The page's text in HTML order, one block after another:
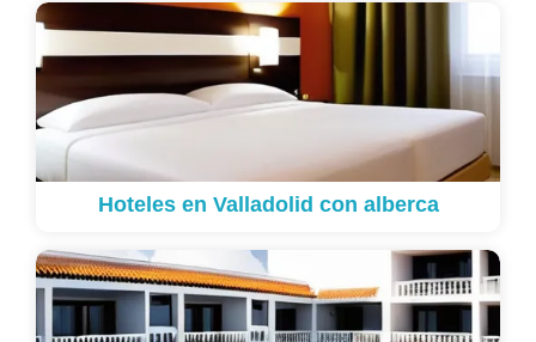
Hoteles en Valladolid con alberca